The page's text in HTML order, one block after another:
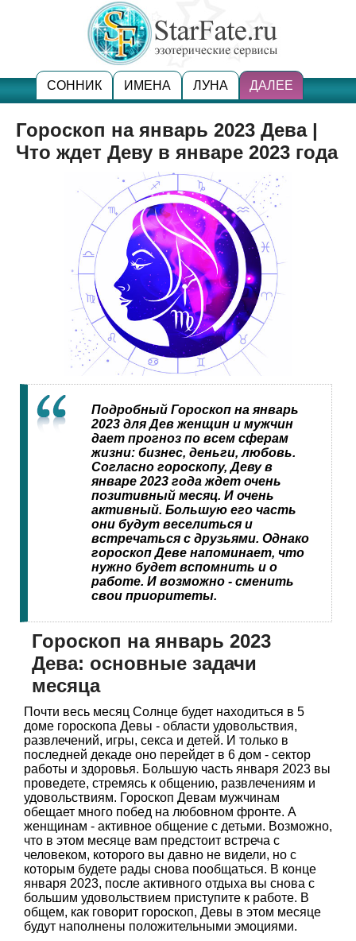
СОННИК ИМЕНА ЛУНА ДАЛЕЕ
Гороскоп на январь 2023 Дева |
Что ждет Деву в январе 2023 года
Подробный Гороскоп на январь
2023 для Дев женщин и мужчин
дает прогноз по всем сферам
жизни: бизнес, деньги, любовь.
Согласно гороскопу, Деву в
январе 2023 года ждет очень
позитивный месяц. И очень
активный. Большую его часть
они будут веселиться и
встречаться с друзьями. Однако
гороскоп Деве напоминает, что
нужно будет вспомнить и о
работе. И возможно - сменить
свои приоритеты.
Гороскоп на январь 2023
Дева: основные задачи
месяца
Почти весь месяц Солнце будет находиться в 5
доме гороскопа Девы - области удовольствия,
развлечений, игры, секса и детей. И только в
последней декаде оно перейдет в 6 дом - сектор
работы и здоровья. Большую часть января 2023 вы
проведете, стремясь к общению, развлечениям и
удовольствиям. Гороскоп Девам мужчинам
обещает много побед на любовном фронте. А
женщинам - активное общение с детьми. Возможно,
что в этом месяце вам предстоит встреча с
человеком, которого вы давно не видели, но с
которым будете рады снова пообщаться. В конце
января 2023, после активного отдыха вы снова с
большим удовольствием приступите к работе. В
общем, как говорит гороскоп, Девы в этом месяце
будут наполнены положительными эмоциями.